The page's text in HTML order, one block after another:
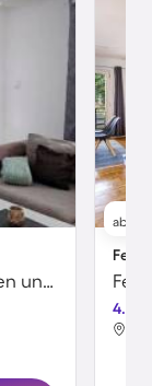
Ferienwohnung mit Terrasse, Garten und Grill | Bergblick
ab
4.0